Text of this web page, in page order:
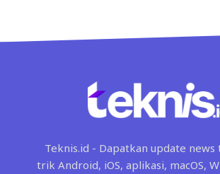
Teknis.id - Dapatkan update
trik Android, iOS, aplikasi, macOS,